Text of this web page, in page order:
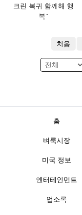
처음
홈
벼룩시장
미국 정보
엔터테인먼트
업소록